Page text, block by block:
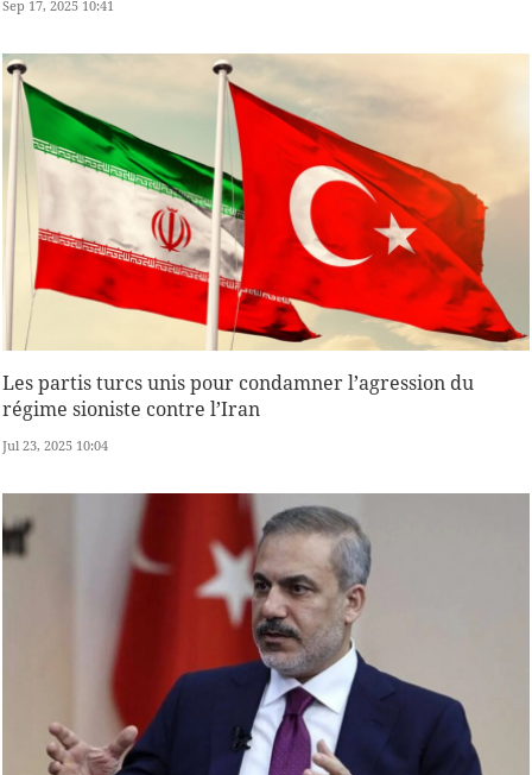
Sep 17, 2025 10:41
Les partis turcs unis pour condamner l’agression du
régime sioniste contre l’Iran
Jul 23, 2025 10:04